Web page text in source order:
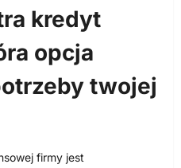
kredyt
opcja
twojej
firmy jest